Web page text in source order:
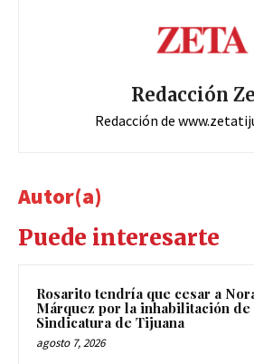
Redacción
Redacción de
Autor(a)
Puede interesarte
Rosarito tendría que cesar a
Márquez por la inhabilitación de
Sindicatura de Tijuana
agosto 7, 2026